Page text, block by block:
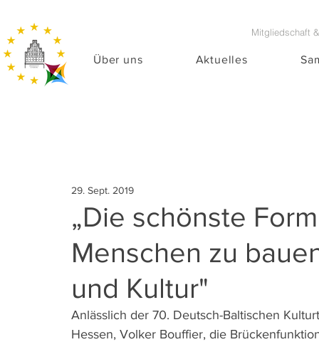
Über uns Aktuelles
Mitgliedschaft
„Die schönste
Menschen zu
und Kultur"
29. Sept. 2019
Anlässlich der 70. Deutsch-Baltischen
Hessen, Volker Bouffier, die